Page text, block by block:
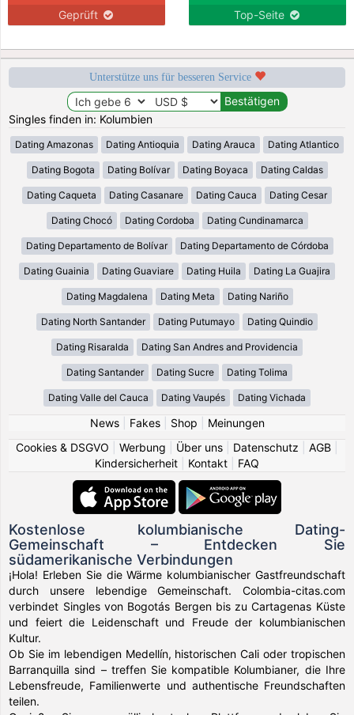
Geprüft Top-Seite
Unterstütze uns für besseren Service
Singles finden in: Kolumbien
Dating Amazonas Dating Antioquia Dating Arauca Dating Atlantico
Dating Bogota Dating Bolívar Dating Boyaca Dating Caldas
Dating Caqueta Dating Casanare Dating Cauca Dating Cesar
Dating Chocó Dating Cordoba Dating Cundinamarca
Dating Departamento de Bolívar Dating Departamento de Córdoba
Dating Guainia Dating Guaviare Dating Huila Dating La Guajira
Dating Magdalena Dating Meta Dating Nariño
Dating North Santander Dating Putumayo Dating Quindio
Dating Risaralda Dating San Andres and Providencia
Dating Santander Dating Sucre Dating Tolima
Dating Valle del Cauca Dating Vaupés Dating Vichada
News| Fakes| Shop
Meinungen
Cookies & DSGVO
Werbung Über uns Datenschutz AGB
Kindersicherheit
Kontakt FAQ
Kostenlose kolumbianische Dating-
Gemeinschaft – Entdecken Sie
südamerikanische Verbindungen
¡Hola! Erleben Sie die Wärme kolumbianischer Gastfreundschaft
durch unsere lebendige Gemeinschaft. Colombia-citas.com
verbindet Singles von Bogotás Bergen bis zu Cartagenas Küste
und feiert die Leidenschaft und Freude der kolumbianischen
Kultur.
Ob Sie im lebendigen Medellín, historischen Cali oder tropischen
Barranquilla sind – treffen Sie kompatible Kolumbianer, die Ihre
Lebensfreude, Familienwerte und authentische Freundschaften
teilen.